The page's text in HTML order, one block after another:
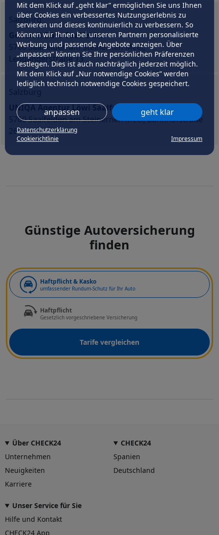
Mit dem Klick auf „geht klar” ermöglichen Sie uns Ihnen
über Cookies ein verbessertes Nutzungserlebnis zu
servieren und dieses kontinuierlich zu verbessern. So
können wir Ihnen bei unseren Partnern personalisierte
Werbung und passende Angebote anzeigen. Über
„anpassen” können Sie Ihre persönlichen Präferenzen
festlegen. Dies ist auch nachträglich jederzeit möglich.
Mit dem Klick auf „Nur notwendige Cookies” werden
lediglich technisch notwendige Cookies gespeichert.
anpassen geht klar
Datenschutzerklärung
Cookierichtlinie
Impressum
Salzburg
Generali Büro Saalfelden
5760 Saalfelden am Steinernen Meer,
Leogangerstraße 13
UNIQA Agentur Löwi Saalfelden
5760 Saalfelden am Steinernen Meer, Bahnhofstraße
26
Günstige Autoversicherung
finden
Haftpflicht & Kasko
umfassender Rundum-Schutz für Ihr Auto
Haftpflicht
Gesetzlich vorgeschriebene Versicherung
Tarife vergleichen
Über CHECK24
Unternehmen
Neuigkeiten
Karriere
CHECK24
Spanien
Deutschland
Unser Service für Sie
Hilfe und Kontakt
CHECK24 App